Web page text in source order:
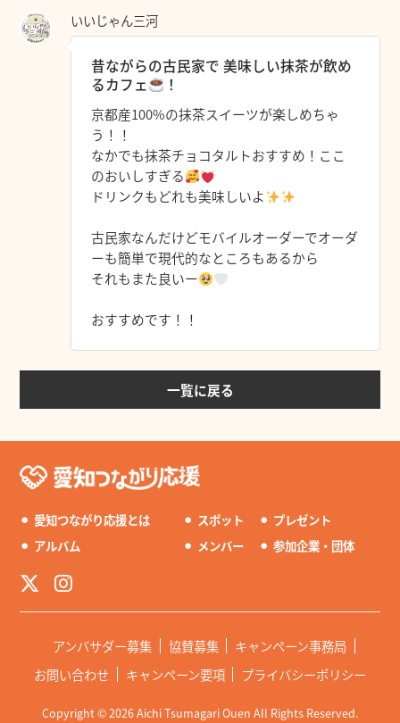
いいじゃん三河
昔ながらの古民家で 美味しい抹茶が飲め
るカフェ
！
京都産100%の抹茶スイーツが楽しめちゃ
う！！
なかでも抹茶チョコタルトおすすめ！ここ
のおいしすぎる
ドリンクもどれも美味しいよ
古民家なんだけどモバイルオーダーでオーダ
ーも簡単で現代的なところもあるから
それもまた良いー
おすすめです！！
一覧に戻る
⚫︎ 愛知つながり応援とは ⚫︎ スポット ⚫︎ プレゼント
⚫︎ アルバム ⚫︎ メンバー ⚫︎ 参加企業・団体
アンバサダー募集 協賛募集
キャンペーン事務局
お問い合わせ
キャンペーン要項 プライバシーポリシー
Copyright © 2026 Aichi Tsumagari Ouen All Rights Reserved.